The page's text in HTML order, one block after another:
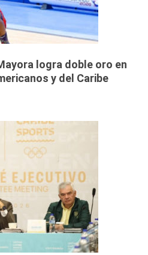
logra doble oro en
y del Caribe